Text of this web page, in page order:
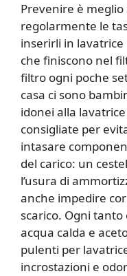
Prevenire è
regolarmente le
inserirli in
che finiscono nel
filtro ogni poche
casa ci sono
idonei alla
consigliate per
intasare
del carico: un
l’usura di
anche impedire
scarico. Ogni
acqua calda e
pulenti per
incrostazioni e